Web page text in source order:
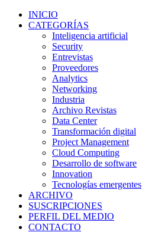
INICIO
CATEGORÍAS
Inteligencia artificial
Security
Entrevistas
Proveedores
Analytics
Networking
Industria
Archivo Revistas
Data Center
Transformación digital
Project Management
Cloud Computing
Desarrollo de software
Innovation
Tecnologías emergentes
ARCHIVO
SUSCRIPCIONES
PERFIL DEL MEDIO
CONTACTO